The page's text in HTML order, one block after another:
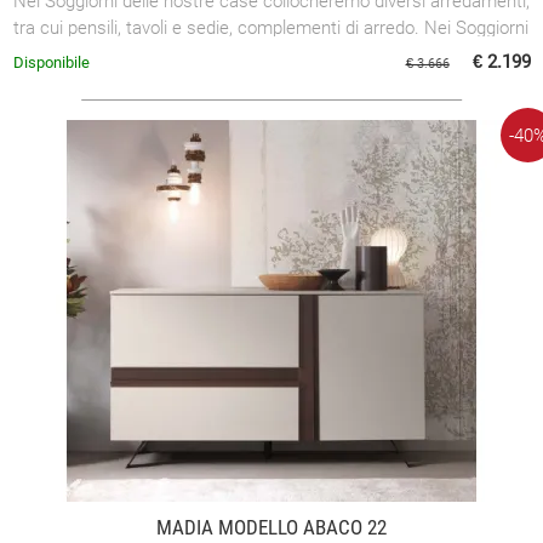
tra cui pensili, tavoli e sedie, complementi di arredo. Nei Soggiorni
in stile ...
€ 3.666 € 2.199
Disponibile
MADIA MODELLO ABACO 22
-